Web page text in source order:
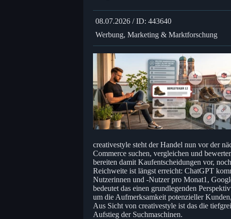
08.07.2026 / ID: 443640
Werbung, Marketing & Marktforschung
creativestyle steht der Handel nun vor der
Commerce suchen, vergleichen und
bereiten damit Kaufentscheidungen vor,
Reichweite ist längst erreicht: ChatGPT
Nutzerinnen und -Nutzer pro Monat1,
bedeutet das einen grundlegenden
um die Aufmerksamkeit potenzieller
Aus Sicht von creativestyle ist das die
Aufstieg der Suchmaschinen.